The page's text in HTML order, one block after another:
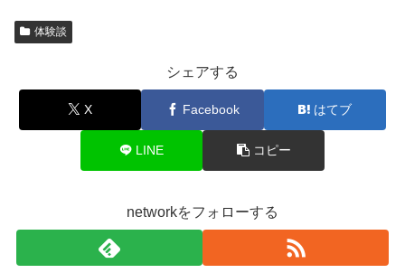
体験談
シェアする
X Facebook はてブ
LINE コピー
networkをフォローする